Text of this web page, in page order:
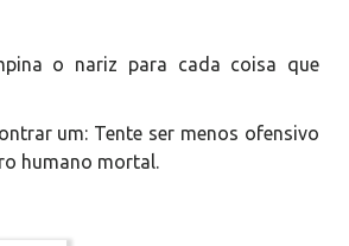
o nariz para cada coisa que
um: Tente ser menos ofensivo
humano mortal.